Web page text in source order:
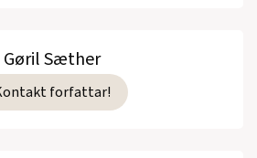
Gøril Sæther
forfattar!